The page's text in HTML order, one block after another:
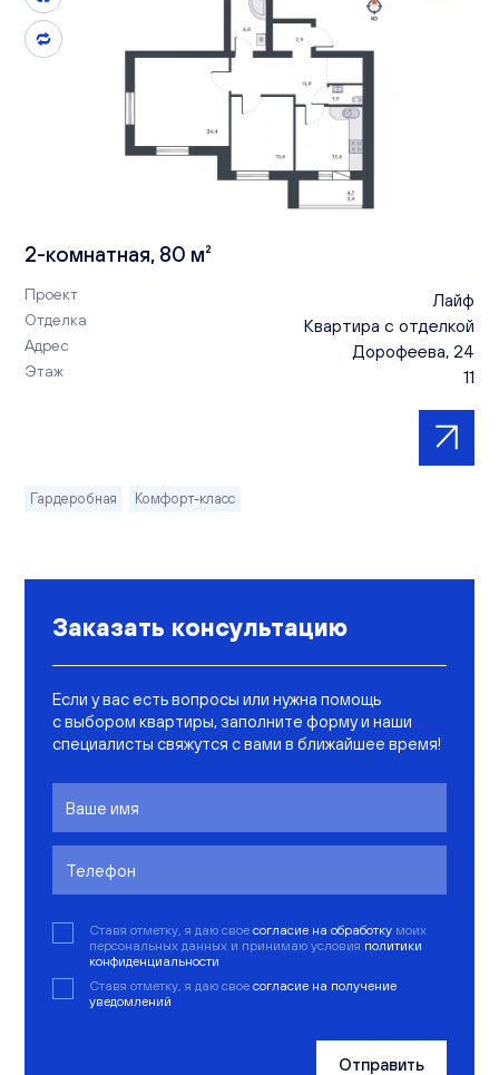
2-комнатная, 80 м²
Проект Лайф
Отделка Квартира с отделкой
Адрес Дорофеева, 24
Этаж 11
Гардеробная Комфорт-класс
Заказать консультацию
Если у вас есть вопросы или нужна помощь
с выбором квартиры, заполните форму и наши
специалисты свяжутся с вами в ближайшее время!
Ставя отметку, я даю свое согласие на обработку моих
персональных данных и принимаю условия политики
конфиденциальности
Ставя отметку, я даю свое согласие на получение
уведомлений
Отправить